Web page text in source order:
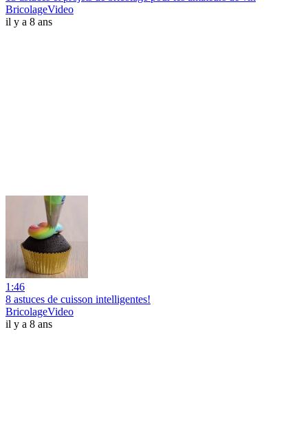
BricolageVideo
il y a 8 ans
1:46
8 astuces de cuisson intelligentes!
BricolageVideo
il y a 8 ans